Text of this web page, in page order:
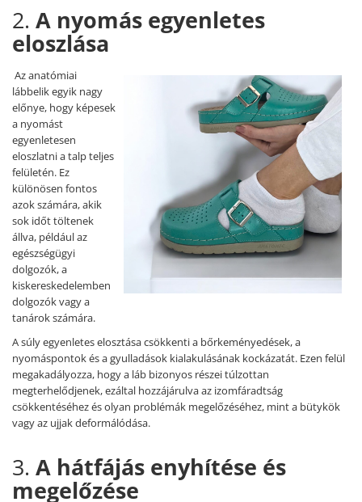
rendelkező termék
2. A nyomás egyenletes
eloszlása
Az anatómiai
lábbelik egyik nagy
előnye, hogy képesek
a nyomást
egyenletesen
eloszlatni a talp teljes
felületén. Ez
különösen fontos
azok számára, akik
sok időt töltenek
állva, például az
egészségügyi
dolgozók, a
kiskereskedelemben
dolgozók vagy a
tanárok számára.
A súly egyenletes elosztása csökkenti a bőrkeményedések, a
nyomáspontok és a gyulladások kialakulásának kockázatát. Ezen felül
megakadályozza, hogy a láb bizonyos részei túlzottan
megterhelődjenek, ezáltal hozzájárulva az izomfáradtság
csökkentéséhez és olyan problémák megelőzéséhez, mint a bütykök
vagy az ujjak deformálódása.
3. A hátfájás enyhítése és
megelőzése